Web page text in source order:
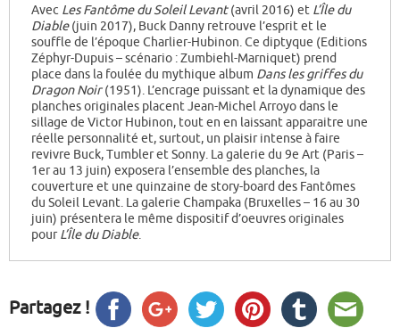
Avec Les Fantôme du Soleil Levant(avril 2016) et L’Île du
Diable(juin 2017), Buck Danny retrouve l’esprit et le
souffle de l’époque Charlier-Hubinon. Ce diptyque (Editions
Zéphyr-Dupuis – scénario : Zumbiehl-Marniquet) prend
place dans la foulée du mythique album Dans les griffes du
Dragon Noir(1951). L’encrage puissant et la dynamique des
planches originales placent Jean-Michel Arroyo dans le
sillage de Victor Hubinon, tout en en laissant apparaitre une
réelle personnalité et, surtout, un plaisir intense à faire
revivre Buck, Tumbler et Sonny. La galerie du 9e Art (Paris –
1er au 13 juin) exposera l’ensemble des planches, la
couverture et une quinzaine de story-board des Fantômes
du Soleil Levant. La galerie Champaka (Bruxelles – 16 au 30
juin) présentera le même dispositif d’oeuvres originales
pourL’Île du Diable.
Partagez !